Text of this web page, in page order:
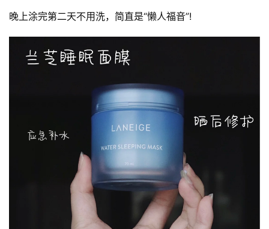
晚上涂完第二天不用洗，简直是“懒人福音”!